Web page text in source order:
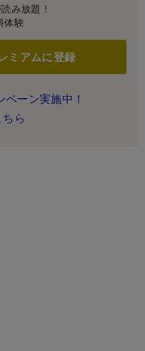
み放題！
体験
ミアムに登録
ーン実施中！
ら